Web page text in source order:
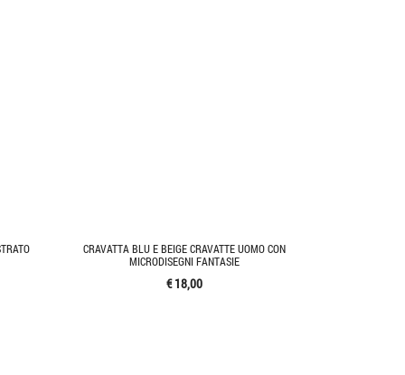
CRAVATTA BLU E BEIGE CRAVATTE UOMO CON
MICRODISEGNI FANTASIE
€ 18,00